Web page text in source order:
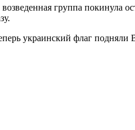
группа покинула
украинский флаг